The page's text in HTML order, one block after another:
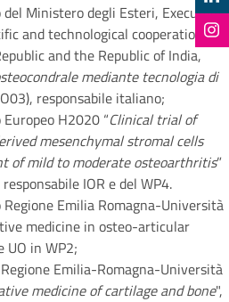
Ministero degli Esteri, Executive
and technological cooperation
and the Republic of India,
mediante tecnologia di
responsabile italiano;
H2020 “Clinical trial of
mesenchymal stromal cells
of mild to moderate osteoarthritis”
IOR e del WP4.
Emilia Romagna-Università
medicine in osteo-articular
UO in WP2;
Emilia-Romagna-Università
medicine of cartilage and bone",